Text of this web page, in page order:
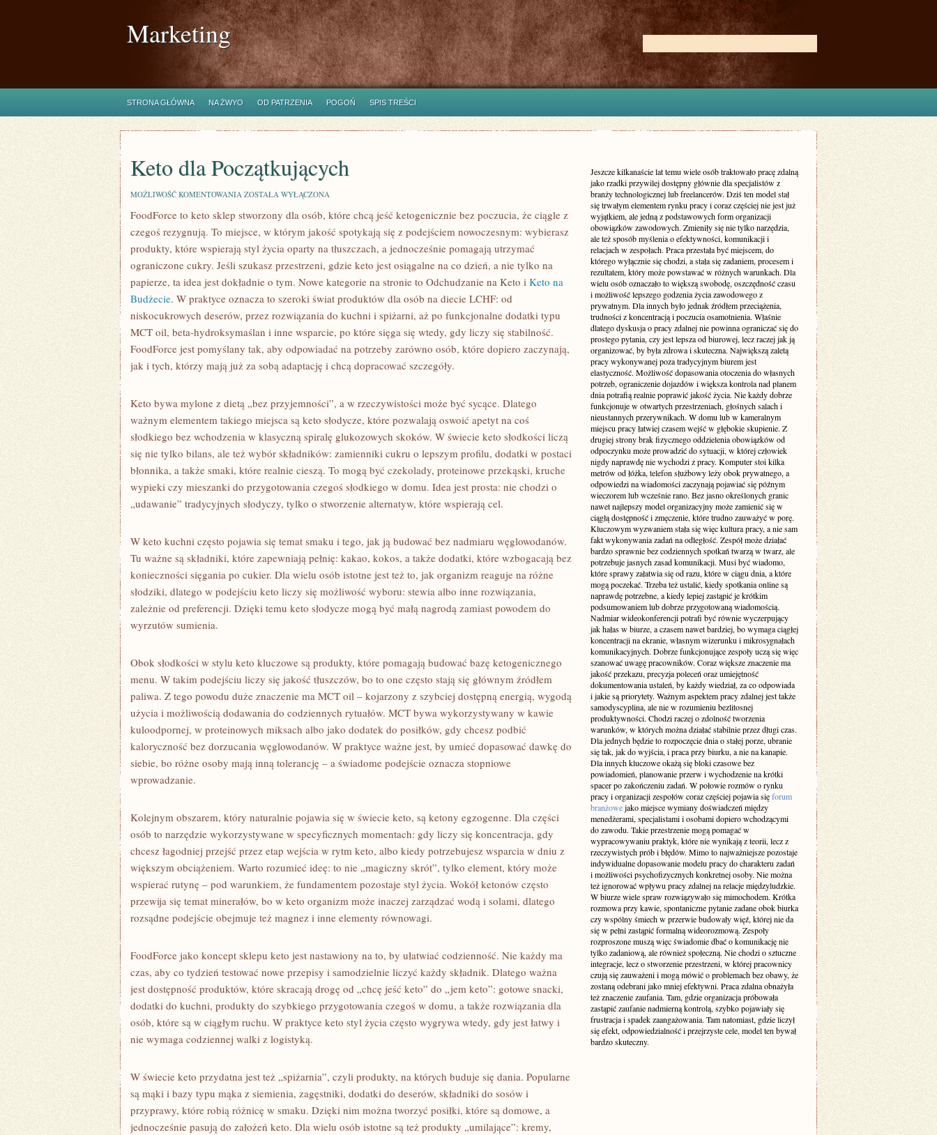
Marketing
STRONA GŁÓWNA NA ŻWYO OD PATRZENIA POGOŃ SPIS TREŚCI
Keto dla Początkujących
MOŻLIWOŚĆ KOMENTOWANIA KETO
POCZĄTKUJĄCYCH
ZOSTAŁA WYŁĄCZONA
FoodForce to keto sklep stworzony dla osób, które chcą jeść ketogenicznie bez poczucia, że ciągle z
czegoś rezygnują. To miejsce, w którym jakość spotykają się z podejściem nowoczesnym: wybierasz
produkty, które wspierają styl życia oparty na tłuszczach, a jednocześnie pomagają utrzymać
ograniczone cukry. Jeśli szukasz przestrzeni, gdzie keto jest osiągalne na co dzień, a nie tylko na
papierze, ta idea jest dokładnie o tym. Nowe kategorie na stronie to Odchudzanie na Keto i Keto na
Budżecie. W praktyce oznacza to szeroki świat produktów dla osób na diecie LCHF: od
niskocukrowych deserów, przez rozwiązania do kuchni i spiżarni, aż po funkcjonalne dodatki typu
MCT oil, beta-hydroksymaślan i inne wsparcie, po które sięga się wtedy, gdy liczy się stabilność.
FoodForce jest pomyślany tak, aby odpowiadać na potrzeby zarówno osób, które dopiero zaczynają,
jak i tych, którzy mają już za sobą adaptację i chcą dopracować szczegóły.
Keto bywa mylone z dietą „bez przyjemności”, a w rzeczywistości może być sycące. Dlatego
ważnym elementem takiego miejsca są keto słodycze, które pozwalają oswoić apetyt na coś
słodkiego bez wchodzenia w klasyczną spiralę glukozowych skoków. W świecie keto słodkości liczą
się nie tylko bilans, ale też wybór składników: zamienniki cukru o lepszym profilu, dodatki w postaci
błonnika, a także smaki, które realnie cieszą. To mogą być czekolady, proteinowe przekąski, kruche
wypieki czy mieszanki do przygotowania czegoś słodkiego w domu. Idea jest prosta: nie chodzi o
„udawanie” tradycyjnych słodyczy, tylko o stworzenie alternatyw, które wspierają cel.
W keto kuchni często pojawia się temat smaku i tego, jak ją budować bez nadmiaru węglowodanów.
Tu ważne są składniki, które zapewniają pełnię: kakao, kokos, a także dodatki, które wzbogacają bez
konieczności sięgania po cukier. Dla wielu osób istotne jest też to, jak organizm reaguje na różne
słodziki, dlatego w podejściu keto liczy się możliwość wyboru: stewia albo inne rozwiązania,
zależnie od preferencji. Dzięki temu keto słodycze mogą być małą nagrodą zamiast powodem do
wyrzutów sumienia.
Obok słodkości w stylu keto kluczowe są produkty, które pomagają budować bazę ketogenicznego
menu. W takim podejściu liczy się jakość tłuszczów, bo to one często stają się głównym źródłem
paliwa. Z tego powodu duże znaczenie ma MCT oil – kojarzony z szybciej dostępną energią, wygodą
użycia i możliwością dodawania do codziennych rytuałów. MCT bywa wykorzystywany w kawie
kuloodpornej, w proteinowych miksach albo jako dodatek do posiłków, gdy chcesz podbić
kaloryczność bez dorzucania węglowodanów. W praktyce ważne jest, by umieć dopasować dawkę do
siebie, bo różne osoby mają inną tolerancję – a świadome podejście oznacza stopniowe
wprowadzanie.
Kolejnym obszarem, który naturalnie pojawia się w świecie keto, są ketony egzogenne. Dla części
osób to narzędzie wykorzystywane w specyficznych momentach: gdy liczy się koncentracja, gdy
chcesz łagodniej przejść przez etap wejścia w rytm keto, albo kiedy potrzebujesz wsparcia w dniu z
większym obciążeniem. Warto rozumieć ideę: to nie „magiczny skrót”, tylko element, który może
wspierać rutynę – pod warunkiem, że fundamentem pozostaje styl życia. Wokół ketonów często
przewija się temat minerałów, bo w keto organizm może inaczej zarządzać wodą i solami, dlatego
rozsądne podejście obejmuje też magnez i inne elementy równowagi.
FoodForce jako koncept sklepu keto jest nastawiony na to, by ułatwiać codzienność. Nie każdy ma
czas, aby co tydzień testować nowe przepisy i samodzielnie liczyć każdy składnik. Dlatego ważna
jest dostępność produktów, które skracają drogę od „chcę jeść keto” do „jem keto”: gotowe snacki,
dodatki do kuchni, produkty do szybkiego przygotowania czegoś w domu, a także rozwiązania dla
osób, które są w ciągłym ruchu. W praktyce keto styl życia często wygrywa wtedy, gdy jest łatwy i
nie wymaga codziennej walki z logistyką.
W świecie keto przydatna jest też „spiżarnia”, czyli produkty, na których buduje się dania. Popularne
są mąki i bazy typu mąka z siemienia, zagęstniki, dodatki do deserów, składniki do sosów i
przyprawy, które robią różnicę w smaku. Dzięki nim można tworzyć posiłki, które są domowe, a
jednocześnie pasują do założeń keto. Dla wielu osób istotne są też produkty „umilające”: kremy,
Jeszcze kilkanaście lat temu wiele osób traktowało pracę zdalną
jako rzadki przywilej dostępny głównie dla specjalistów z
branży technologicznej lub freelancerów. Dziś ten model stał
się trwałym elementem rynku pracy i coraz częściej nie jest już
wyjątkiem, ale jedną z podstawowych form organizacji
obowiązków zawodowych. Zmieniły się nie tylko narzędzia,
ale też sposób myślenia o efektywności, komunikacji i
relacjach w zespołach. Praca przestała być miejscem, do
którego wyłącznie się chodzi, a stała się zadaniem, procesem i
rezultatem, który może powstawać w różnych warunkach. Dla
wielu osób oznaczało to większą swobodę, oszczędność czasu
i możliwość lepszego godzenia życia zawodowego z
prywatnym. Dla innych było jednak źródłem przeciążenia,
trudności z koncentracją i poczucia osamotnienia. Właśnie
dlatego dyskusja o pracy zdalnej nie powinna ograniczać się do
prostego pytania, czy jest lepsza od biurowej, lecz raczej jak ją
organizować, by była zdrowa i skuteczna. Największą zaletą
pracy wykonywanej poza tradycyjnym biurem jest
elastyczność. Możliwość dopasowania otoczenia do własnych
potrzeb, ograniczenie dojazdów i większa kontrola nad planem
dnia potrafią realnie poprawić jakość życia. Nie każdy dobrze
funkcjonuje w otwartych przestrzeniach, głośnych salach i
nieustannych przerywnikach. W domu lub w kameralnym
miejscu pracy łatwiej czasem wejść w głębokie skupienie. Z
drugiej strony brak fizycznego oddzielenia obowiązków od
odpoczynku może prowadzić do sytuacji, w której człowiek
nigdy naprawdę nie wychodzi z pracy. Komputer stoi kilka
metrów od łóżka, telefon służbowy leży obok prywatnego, a
odpowiedzi na wiadomości zaczynają pojawiać się późnym
wieczorem lub wcześnie rano. Bez jasno określonych granic
nawet najlepszy model organizacyjny może zamienić się w
ciągłą dostępność i zmęczenie, które trudno zauważyć w porę.
Kluczowym wyzwaniem stała się więc kultura pracy, a nie sam
fakt wykonywania zadań na odległość. Zespół może działać
bardzo sprawnie bez codziennych spotkań twarzą w twarz, ale
potrzebuje jasnych zasad komunikacji. Musi być wiadomo,
które sprawy załatwia się od razu, które w ciągu dnia, a które
mogą poczekać. Trzeba też ustalić, kiedy spotkania online są
naprawdę potrzebne, a kiedy lepiej zastąpić je krótkim
podsumowaniem lub dobrze przygotowaną wiadomością.
Nadmiar wideokonferencji potrafi być równie wyczerpujący
jak hałas w biurze, a czasem nawet bardziej, bo wymaga ciągłej
koncentracji na ekranie, własnym wizerunku i mikrosygnałach
komunikacyjnych. Dobrze funkcjonujące zespoły uczą się więc
szanować uwagę pracowników. Coraz większe znaczenie ma
jakość przekazu, precyzja poleceń oraz umiejętność
dokumentowania ustaleń, by każdy wiedział, za co odpowiada
i jakie są priorytety. Ważnym aspektem pracy zdalnej jest także
samodyscyplina, ale nie w rozumieniu bezlitosnej
produktywności. Chodzi raczej o zdolność tworzenia
warunków, w których można działać stabilnie przez długi czas.
Dla jednych będzie to rozpoczęcie dnia o stałej porze, ubranie
się tak, jak do wyjścia, i praca przy biurku, a nie na kanapie.
Dla innych kluczowe okażą się bloki czasowe bez
powiadomień, planowanie przerw i wychodzenie na krótki
spacer po zakończeniu zadań. W połowie rozmów o rynku
pracy i organizacji zespołów coraz częściej pojawia sięforum
branżowejako miejsce wymiany doświadczeń między
menedżerami, specjalistami i osobami dopiero wchodzącymi
do zawodu. Takie przestrzenie mogą pomagać w
wypracowywaniu praktyk, które nie wynikają z teorii, lecz z
rzeczywistych prób i błędów. Mimo to najważniejsze pozostaje
indywidualne dopasowanie modelu pracy do charakteru zadań
i możliwości psychofizycznych konkretnej osoby. Nie można
też ignorować wpływu pracy zdalnej na relacje międzyludzkie.
W biurze wiele spraw rozwiązywało się mimochodem. Krótka
rozmowa przy kawie, spontaniczne pytanie zadane obok biurka
czy wspólny śmiech w przerwie budowały więź, której nie da
się w pełni zastąpić formalną wideorozmową. Zespoły
rozproszone muszą więc świadomie dbać o komunikację nie
tylko zadaniową, ale również społeczną. Nie chodzi o sztuczne
integracje, lecz o stworzenie przestrzeni, w której pracownicy
czują się zauważeni i mogą mówić o problemach bez obawy, że
zostaną odebrani jako mniej efektywni. Praca zdalna obnażyła
też znaczenie zaufania. Tam, gdzie organizacja próbowała
zastąpić zaufanie nadmierną kontrolą, szybko pojawiały się
frustracja i spadek zaangażowania. Tam natomiast, gdzie liczył
się efekt, odpowiedzialność i przejrzyste cele, model ten bywał
bardzo skuteczny.